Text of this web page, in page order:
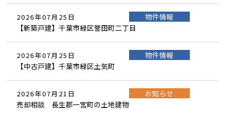
2026年07月25日
物件情報
【新築戸建】千葉市緑区誉田町二丁目
2026年07月25日
物件情報
【中古戸建】千葉市緑区土気町
2026年07月21日
お知らせ
売却相談 長生郡一宮町の土地建物